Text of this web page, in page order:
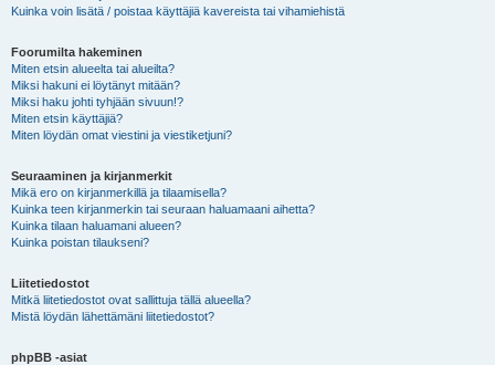
Kuinka voin lisätä / poistaa käyttäjiä kavereista tai vihamiehistä
Foorumilta hakeminen
Miten etsin alueelta tai alueilta?
Miksi hakuni ei löytänyt mitään?
Miksi haku johti tyhjään sivuun!?
Miten etsin käyttäjiä?
Miten löydän omat viestini ja viestiketjuni?
Seuraaminen ja kirjanmerkit
Mikä ero on kirjanmerkillä ja tilaamisella?
Kuinka teen kirjanmerkin tai seuraan haluamaani aihetta?
Kuinka tilaan haluamani alueen?
Kuinka poistan tilaukseni?
Liitetiedostot
Mitkä liitetiedostot ovat sallittuja tällä alueella?
Mistä löydän lähettämäni liitetiedostot?
phpBB -asiat